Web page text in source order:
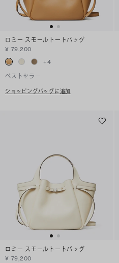
ロミー スモールトートバッグ
¥ 79,200
+4
ベストセラー
ショッピングバッグに追加
ロミー スモールトートバッグ
¥ 79,200